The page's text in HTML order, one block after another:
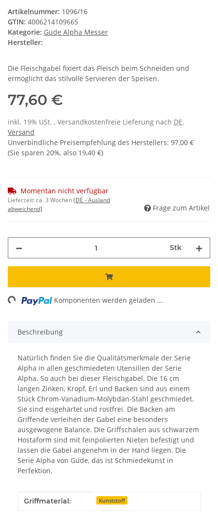
Artikelnummer: 1096/16
GTIN: 4006214109665
Kategorie: Güde Alpha Messer
Hersteller:
Die Fleischgabel fixiert das Fleisch beim Schneiden und
ermöglicht das stilvolle Servieren der Speisen.
77,60 €
inkl. 19% USt. , Versandkostenfreie Lieferung nach DE.
Versand
Unverbindliche Preisempfehlung des Herstellers: 97,00 €
(Sie sparen 20%, also 19,40 €)
Momentan nicht verfügbar
Lieferzeit:ca. 3 Wochen(DE - Ausland
abweichend)
Frage zum Artikel
Stk
Komponenten werden geladen ...
Beschreibung
Natürlich finden Sie die Qualitätsmerkmale der Serie
Alpha in allen geschmiedeten Utensilien der Serie
Alpha. So auch bei dieser Fleischgabel. Die 16 cm
langen Zinken, Kropf, Erl und Backen sind aus einem
Stück Chrom-Vanadium-Molybdän-Stahl geschmiedet.
Sie sind eisgehärtet und rostfrei. Die Backen am
Griffende verleihen der Gabel eine besonders
ausgewogene Balance. Die Griffschalen aus schwarzem
Hostaform sind mit feinpolierten Nieten befestigt und
lassen die Gabel angenehm in der Hand liegen. Die
Serie Alpha von Güde, das ist Schmiedekunst in
Perfektion.
Produkteigenschaft
Wert
Griffmaterial: Kunststoff